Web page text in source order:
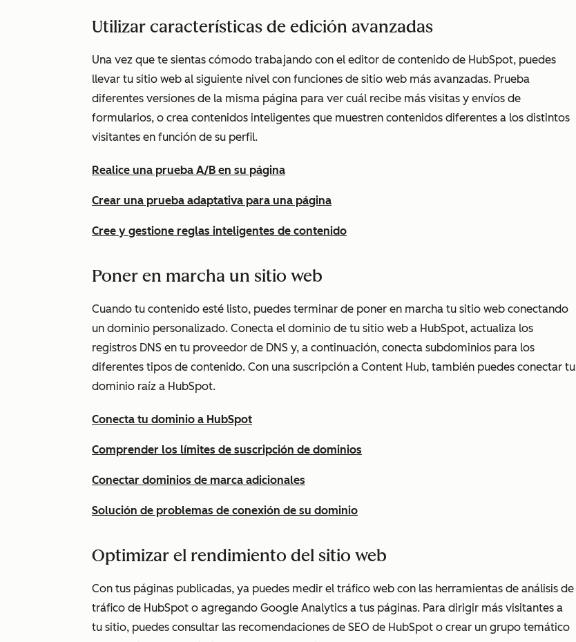
Utilizar características de edición avanzadas
Una vez que te sientas cómodo trabajando con el editor de contenido de HubSpot, puedes
llevar tu sitio web al siguiente nivel con funciones de sitio web más avanzadas. Prueba
diferentes versiones de la misma página para ver cuál recibe más visitas y envíos de
formularios, o crea contenidos inteligentes que muestren contenidos diferentes a los distintos
visitantes en función de su perfil.
Realice una prueba A/B en su página
Crear una prueba adaptativa para una página
Cree y gestione reglas inteligentes de contenido
Poner en marcha un sitio web
Cuando tu contenido esté listo, puedes terminar de poner en marcha tu sitio web conectando
un dominio personalizado. Conecta el dominio de tu sitio web a HubSpot, actualiza los
registros DNS en tu proveedor de DNS y, a continuación, conecta subdominios para los
diferentes tipos de contenido. Con una suscripción a Content Hub, también puedes conectar tu
dominio raíz a HubSpot.
Conecta tu dominio a HubSpot
Comprender los límites de suscripción de dominios
Conectar dominios de marca adicionales
Solución de problemas de conexión de su dominio
Optimizar el rendimiento del sitio web
Con tus páginas publicadas, ya puedes medir el tráfico web con las herramientas de análisis de
tráfico de HubSpot o agregando Google Analytics a tus páginas. Para dirigir más visitantes a
tu sitio, puedes consultar las recomendaciones de SEO de HubSpot o crear un grupo temático